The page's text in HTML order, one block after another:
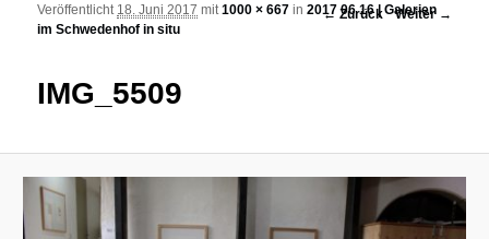
Bilder-Navigation
← Zurück Weiter →
IMG_5509
Veröffentlicht 18. Juni 2017 mit1000 × 667 in2017 06 16 | Galerien
im Schwedenhof in situ